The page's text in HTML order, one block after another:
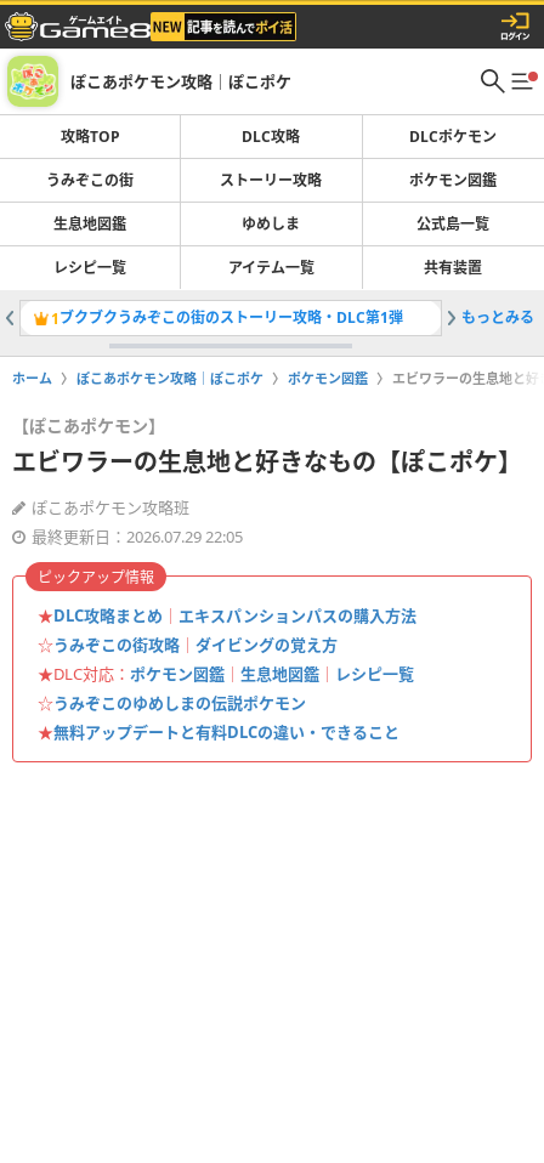
ぽこあポケモン攻略｜ぽこポケ
攻略TOP DLC攻略 DLCポケモン
うみぞこの街 ストーリー攻略 ポケモン図鑑
生息地図鑑 ゆめしま 公式島一覧
レシピ一覧 アイテム一覧 共有装置
1ブクブクうみぞこの街のストーリー攻略・DLC第1弾 2スター
もっとみる
ホーム ぽこあポケモン攻略｜ぽこポケ ポケモン図鑑 エビワラーの生息地と
【ぽこあポケモン】
エビワラーの生息地と好きなもの【ぽこポケ】
ぽこあポケモン攻略班
最終更新日：2026.07.29 22:05
★DLC攻略まとめ ｜ エキスパンションパスの購入方法
☆うみぞこの街攻略 ｜ ダイビングの覚え方
★DLC対応： ポケモン図鑑 ｜ 生息地図鑑 ｜ レシピ一覧
☆うみぞこのゆめしまの伝説ポケモン
★無料アップデートと有料DLCの違い・できること
ピックアップ情報